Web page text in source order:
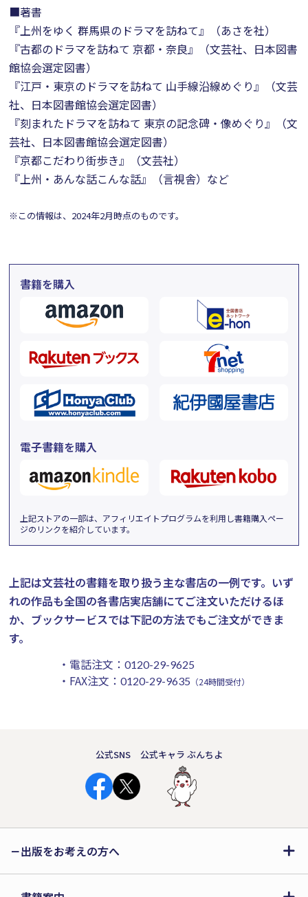
■著書
『上州をゆく 群馬県のドラマを訪ねて』（あさを社）
『古都のドラマを訪ねて 京都・奈良』（文芸社、日本図書
館協会選定図書）
『江戸・東京のドラマを訪ねて 山手線沿線めぐり』（文芸
社、日本図書館協会選定図書）
『刻まれたドラマを訪ねて 東京の記念碑・像めぐり』（文
芸社、日本図書館協会選定図書）
『京都こだわり街歩き』（文芸社）
『上州・あんな話こんな話』（言視舎）など
※この情報は、2024年2月時点のものです。
書籍を購入
電子書籍を購入
上記ストアの一部は、アフィリエイトプログラムを利用し書籍購入ペー
ジのリンクを紹介しています。
上記は文芸社の書籍を取り扱う主な書店の一例です。 いず
れの作品も全国の各書店実店舗にてご注文いただけるほ
か、ブックサービスでは下記の方法でもご注文ができま
す。
・電話注文： 0120-29-9625
・FAX注文： 0120-29-9635 （24時間受付）
公式SNS 公式キャラ ぶんちよ
出版をお考えの方へ